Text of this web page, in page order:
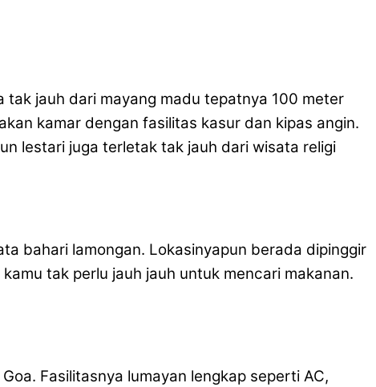
jauh dari mayang madu tepatnya 100 meter
kamar dengan fasilitas kasur dan kipas angin.
lestari juga terletak tak jauh dari wisata religi
bahari lamongan. Lokasinyapun berada dipinggir
tak perlu jauh jauh untuk mencari makanan.
Fasilitasnya lumayan lengkap seperti AC,